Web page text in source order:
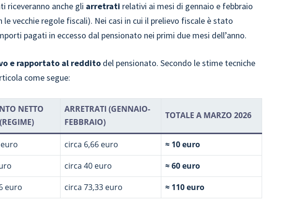
riceveranno anche gli arretrati relativi ai mesi di gennaio e febbraio
vecchie regole fiscali). Nei casi in cui il prelievo fiscale è stato
pagati in eccesso dal pensionato nei primi due mesi dell’anno.
e rapportato al reddito del pensionato. Secondo le stime tecniche
come segue:
NETTO
ARRETRATI (GENNAIO-
FEBBRAIO)
TOTALE A MARZO 2026
circa 6,66 euro
≈ 10 euro
circa 40 euro
≈ 60 euro
euro circa 73,33 euro ≈ 110 euro